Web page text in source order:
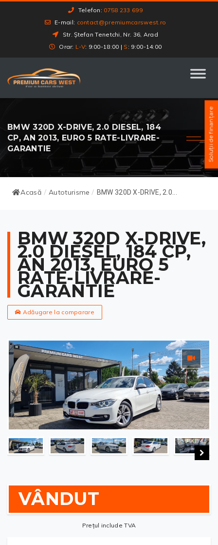
Telefon: 0758 233 699
E-mail: contact@premiumcarswest.ro
Str. Ștefan Tenetchi, Nr. 36, Arad
Orar: L-V: 9:00-18:00 | S : 9:00-14:00
BMW 320D X-DRIVE, 2.0 DIESEL, 184
CP, AN 2013, EURO 5 RATE-LIVRARE-
GARANTIE
Acasă / Autoturisme / BMW 320D X-DRIVE, 2.0...
BMW 320D X-DRIVE,
2.0 DIESEL, 184 CP,
AN 2013, EURO 5
RATE-LIVRARE-
GARANTIE
Adăugare la comparare
VÂNDUT
Prețul include TVA
Soluții de finanțare